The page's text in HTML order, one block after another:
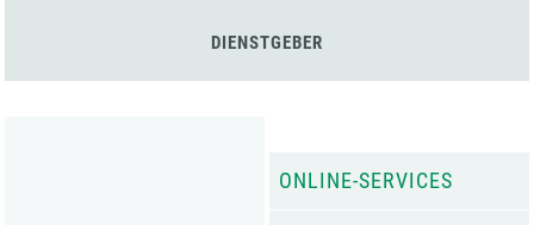
DIENSTGEBER
ONLINE-SERVICES